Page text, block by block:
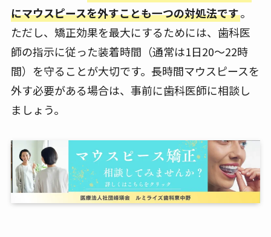
にマウスピースを外すことも一つの対処法です。
ただし、矯正効果を最大にするためには、歯科医
師の指示に従った装着時間（通常は1日20〜22時
間）を守ることが大切です。長時間マウスピースを
外す必要がある場合は、事前に歯科医師に相談し
ましょう。